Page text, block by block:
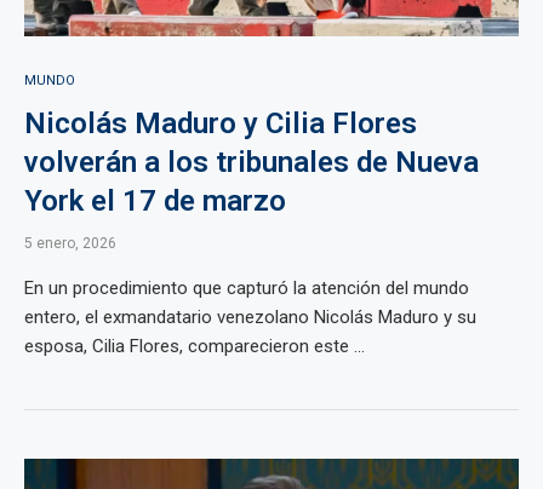
MUNDO
Nicolás Maduro y Cilia Flores
volverán a los tribunales de Nueva
York el 17 de marzo
5 enero, 2026
En un procedimiento que capturó la atención del mundo
entero, el exmandatario venezolano Nicolás Maduro y su
esposa, Cilia Flores, comparecieron este ...